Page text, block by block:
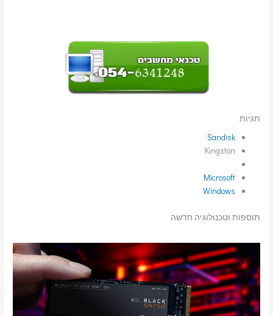
תגיות
Sandisk
Kingston
Microsoft
Windows
תוספות וטכנולוגיה חדשה